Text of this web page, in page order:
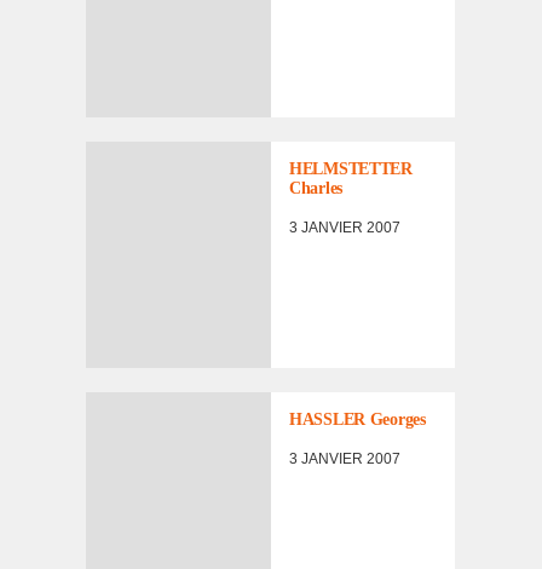
HELMSTETTER
Charles
3 JANVIER 2007
HASSLER Georges
3 JANVIER 2007